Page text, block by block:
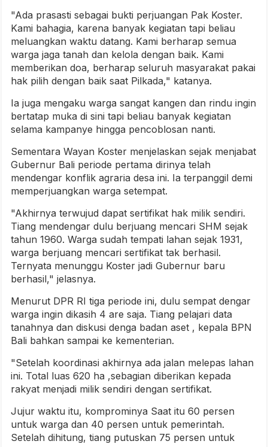
"Ada prasasti sebagai bukti perjuangan Pak Koster.
Kami bahagia, karena banyak kegiatan tapi beliau
meluangkan waktu datang. Kami berharap semua
warga jaga tanah dan kelola dengan baik. Kami
memberikan doa, berharap seluruh masyarakat pakai
hak pilih dengan baik saat Pilkada," katanya.
Ia juga mengaku warga sangat kangen dan rindu ingin
bertatap muka di sini tapi beliau banyak kegiatan
selama kampanye hingga pencoblosan nanti.
Sementara Wayan Koster menjelaskan sejak menjabat
Gubernur Bali periode pertama dirinya telah
mendengar konflik agraria desa ini. Ia terpanggil demi
memperjuangkan warga setempat.
"Akhirnya terwujud dapat sertifikat hak milik sendiri.
Tiang mendengar dulu berjuang mencari SHM sejak
tahun 1960. Warga sudah tempati lahan sejak 1931,
warga berjuang mencari sertifikat tak berhasil.
Ternyata menunggu Koster jadi Gubernur baru
berhasil," jelasnya.
Menurut DPR RI tiga periode ini, dulu sempat dengar
warga ingin dikasih 4 are saja. Tiang pelajari data
tanahnya dan diskusi denga badan aset , kepala BPN
Bali bahkan sampai ke kementerian.
"Setelah koordinasi akhirnya ada jalan melepas lahan
ini. Total luas 620 ha ,sebagian diberikan kepada
rakyat menjadi milik sendiri dengan sertifikat.
Jujur waktu itu, komprominya Saat itu 60 persen
untuk warga dan 40 persen untuk pemerintah.
Setelah dihitung, tiang putuskan 75 persen untuk